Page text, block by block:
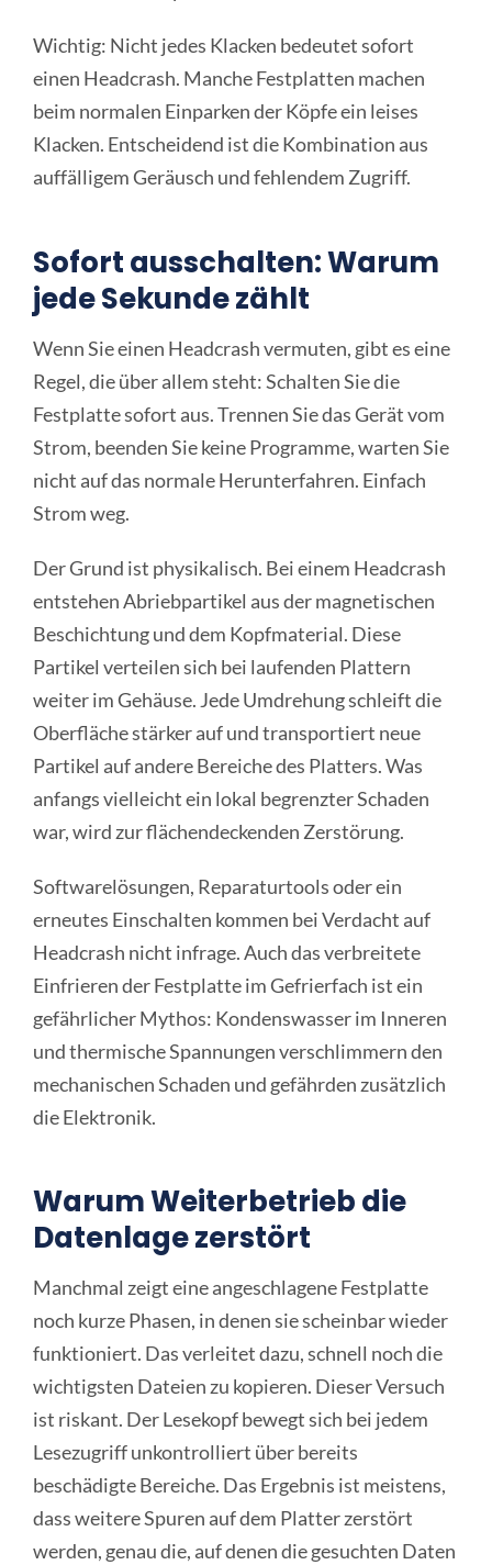
Wichtig: Nicht jedes Klacken bedeutet sofort
einen Headcrash. Manche Festplatten machen
beim normalen Einparken der Köpfe ein leises
Klacken. Entscheidend ist die Kombination aus
auffälligem Geräusch und fehlendem Zugriff.
Sofort ausschalten: Warum
jede Sekunde zählt
Wenn Sie einen Headcrash vermuten, gibt es eine
Regel, die über allem steht: Schalten Sie die
Festplatte sofort aus. Trennen Sie das Gerät vom
Strom, beenden Sie keine Programme, warten Sie
nicht auf das normale Herunterfahren. Einfach
Strom weg.
Der Grund ist physikalisch. Bei einem Headcrash
entstehen Abriebpartikel aus der magnetischen
Beschichtung und dem Kopfmaterial. Diese
Partikel verteilen sich bei laufenden Plattern
weiter im Gehäuse. Jede Umdrehung schleift die
Oberfläche stärker auf und transportiert neue
Partikel auf andere Bereiche des Platters. Was
anfangs vielleicht ein lokal begrenzter Schaden
war, wird zur flächendeckenden Zerstörung.
Softwarelösungen, Reparaturtools oder ein
erneutes Einschalten kommen bei Verdacht auf
Headcrash nicht infrage. Auch das verbreitete
Einfrieren der Festplatte im Gefrierfach ist ein
gefährlicher Mythos: Kondenswasser im Inneren
und thermische Spannungen verschlimmern den
mechanischen Schaden und gefährden zusätzlich
die Elektronik.
Warum Weiterbetrieb die
Datenlage zerstört
Manchmal zeigt eine angeschlagene Festplatte
noch kurze Phasen, in denen sie scheinbar wieder
funktioniert. Das verleitet dazu, schnell noch die
wichtigsten Dateien zu kopieren. Dieser Versuch
ist riskant. Der Lesekopf bewegt sich bei jedem
Lesezugriff unkontrolliert über bereits
beschädigte Bereiche. Das Ergebnis ist meistens,
dass weitere Spuren auf dem Platter zerstört
werden, genau die, auf denen die gesuchten Daten